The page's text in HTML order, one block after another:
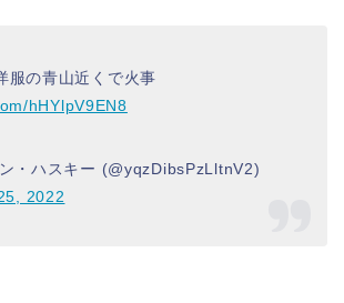
服の青山近くで火事
hHYlpV9EN8
・ハスキー (@yqzDibsPzLltnV2)
2022